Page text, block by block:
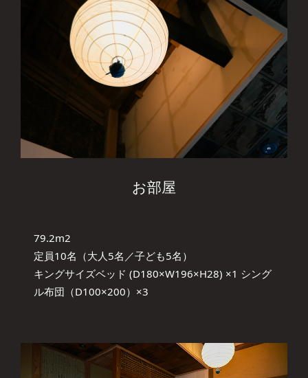
お部屋
79.2m2
定員10名（大人5名／子ども5名）
キングサイズベッド (D180×W196×H28) ×1 シング
ル布団（D100×200）×3